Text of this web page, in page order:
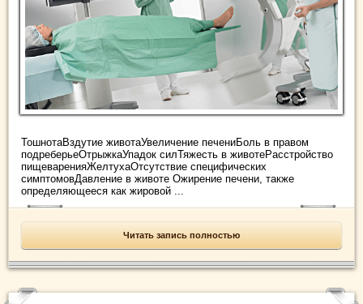
ТошнотаВздутие животаУвеличение печениБоль в правом
подреберьеОтрыжкаУпадок силТяжесть в животеРасстройство
пищеваренияЖелтухаОтсутствие специфических
симптомовДавление в животе Ожирение печени, также
определяющееся как жировой ...
Читать запись полностью